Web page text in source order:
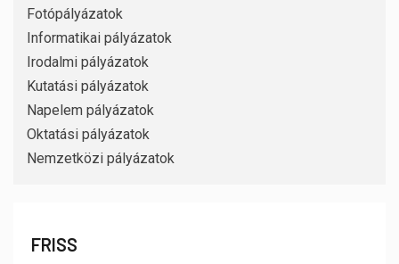
Fotópályázatok
Informatikai pályázatok
Irodalmi pályázatok
Kutatási pályázatok
Napelem pályázatok
Oktatási pályázatok
Nemzetközi pályázatok
FRISS